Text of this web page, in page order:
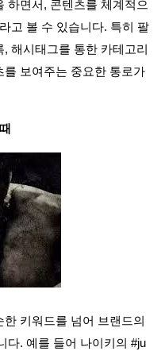
하면서, 콘텐츠를 체계적으
고 볼 수 있습니다. 특히 팔
해시태그를 통한 카테고리
보여주는 중요한 통로가
다. 예를 들어 나이키의 #ju